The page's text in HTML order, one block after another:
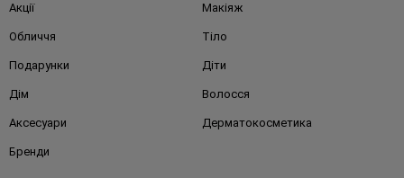
Акції Макіяж
Обличчя Тіло
Подарунки Діти
Дім Волосся
Аксесуари Дерматокосметика
Бренди